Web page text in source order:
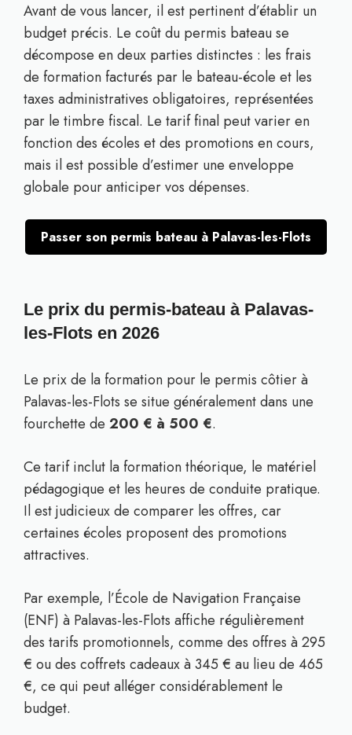
Avant de vous lancer, il est pertinent d’établir un
budget précis. Le coût du permis bateau se
décompose en deux parties distinctes : les frais
de formation facturés par le bateau-école et les
taxes administratives obligatoires, représentées
par le timbre fiscal. Le tarif final peut varier en
fonction des écoles et des promotions en cours,
mais il est possible d’estimer une enveloppe
globale pour anticiper vos dépenses.
Passer son permis bateau à Palavas-les-Flots
Le prix du permis-bateau à Palavas-
les-Flots en 2026
Le prix de la formation pour le permis côtier à
Palavas-les-Flots se situe généralement dans une
fourchette de 200 € à 500 €.
Ce tarif inclut la formation théorique, le matériel
pédagogique et les heures de conduite pratique.
Il est judicieux de comparer les offres, car
certaines écoles proposent des promotions
attractives.
Par exemple, l’École de Navigation Française
(ENF) à Palavas-les-Flots affiche régulièrement
des tarifs promotionnels, comme des offres à 295
€ ou des coffrets cadeaux à 345 € au lieu de 465
€, ce qui peut alléger considérablement le
budget.